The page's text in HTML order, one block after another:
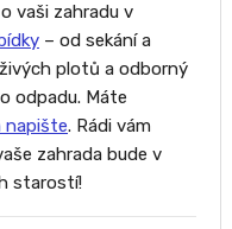
vaši zahradu v
– od sekání a
plotů a odborný
odpadu. Máte
napište. Rádi vám
zahrada bude v
starostí!